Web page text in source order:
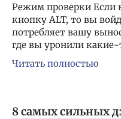
Режим проверки Если
кнопку ALT, то вы
потребляет вашу
где вы уронили
Читать полностью
8 самых сильных